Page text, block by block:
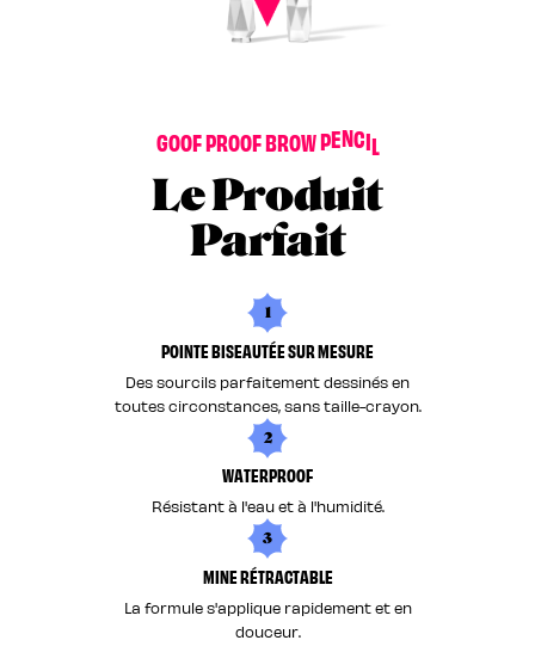
GOOFPROOFBROWPENCIL
Le Produit
Parfait
1
POINTE BISEAUTÉE SUR MESURE
Des sourcils parfaitement dessinés en
toutes circonstances, sans taille-crayon.
2
WATERPROOF
Résistant à l'eau et à l'humidité.
3
MINE RÉTRACTABLE
La formule s'applique rapidement et en
douceur.